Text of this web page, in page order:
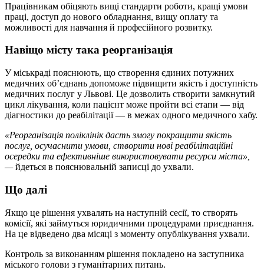
Працівникам обіцяють вищі стандарти роботи, кращі умови
праці, доступ до нового обладнання, вищу оплату та
можливості для навчання й професійного розвитку.
Навіщо місту така реорганізація
У міськраді пояснюють, що створення єдиних потужних
медичних об’єднань допоможе підвищити якість і доступність
медичних послуг у Львові. Це дозволить створити замкнутий
цикл лікування, коли пацієнт може пройти всі етапи — від
діагностики до реабілітації — в межах одного медичного хабу.
«Реорганізація поліклінік дасть змогу покращити якість
послуг, осучаснити умови, створити нові реабілітаційні
осередки та ефективніше використовувати ресурси міста»,
—йдеться в пояснювальній записці до ухвали.
Що далі
Якщо це рішення ухвалять на наступній сесії, то створять
комісії, які займуться юридичними процедурами приєднання.
На це відведено два місяці з моменту опублікування ухвали.
Контроль за виконанням рішення покладено на заступника
міського голови з гуманітарних питань.